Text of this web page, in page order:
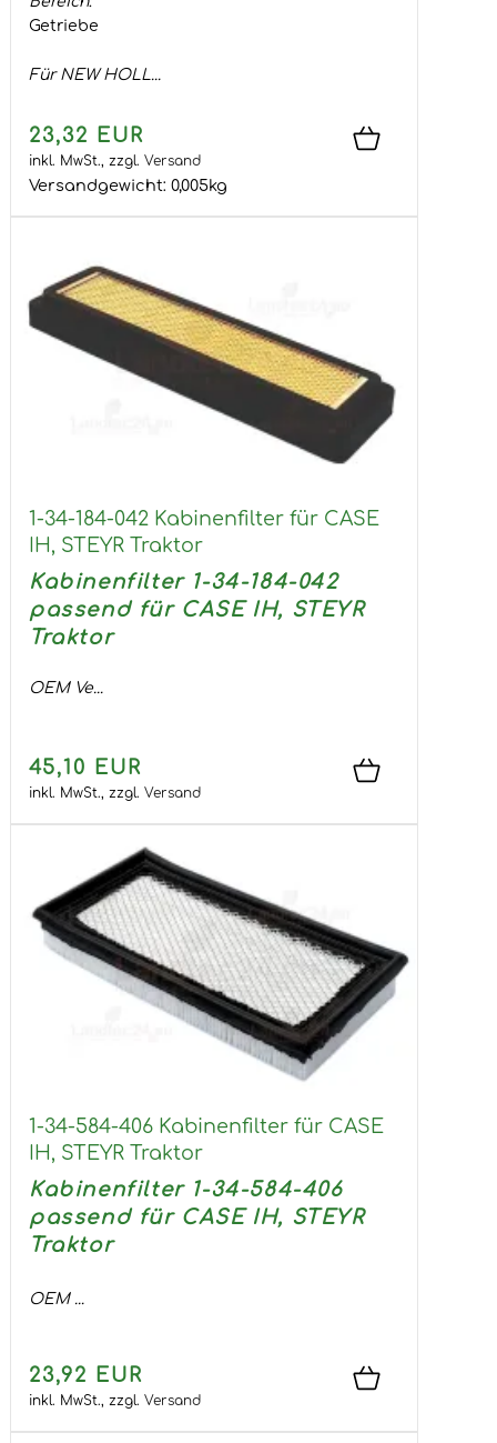
Getriebe
Für NEW HOLL...
23,32 EUR
inkl. MwSt., zzgl. Versand
Versandgewicht: 0,005kg
1-34-184-042 Kabinenfilter für CASE
IH, STEYR Traktor
Kabinenfilter 1-34-184-042
passend für CASE IH, STEYR
Traktor
OEM Ve...
45,10 EUR
inkl. MwSt., zzgl. Versand
1-34-584-406 Kabinenfilter für CASE
IH, STEYR Traktor
Kabinenfilter 1-34-584-406
passend für CASE IH, STEYR
Traktor
OEM ...
23,92 EUR
inkl. MwSt., zzgl. Versand